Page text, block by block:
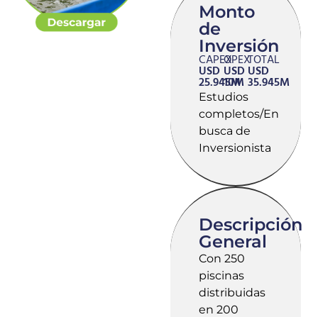
Monto
de
Inversión
CAPEX
USD
25.945M
OPEX
USD
10M
TOTAL
USD
35.945M
Estudios
completos/En
busca de
Inversionista
Descripción
General
Con 250
piscinas
distribuidas
en 200